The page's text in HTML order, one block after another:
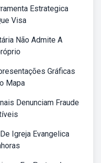
Estrategica
Visa
Não Admite A
Gráficas
Mapa
Denunciam Fraude
Igreja Evangelica